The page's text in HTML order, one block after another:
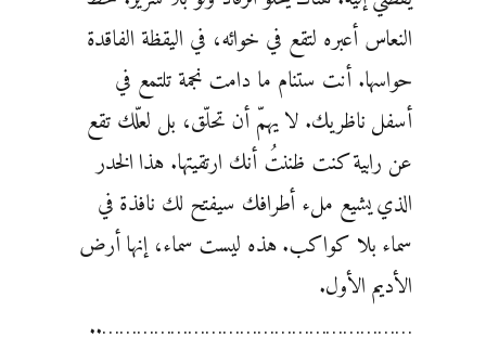
النعاس أعبره لتقع في خوائه، في اليقظة الفاقدة
حواسها. أنت ستنام ما دامت نجمة تلتمع في
أسفل ناظريك. لا يهمّ أن تحلّق، بل لعلّك تقع
عن رابية كنت ظننتُ أنك ارتقيتها. هذا الخدر
الذي يشيع ملء أطرافك سيفتح لك نافذة في
سماء بلا كواكب. هذه ليست سماء، إنها أرض
الأديم الأول.
………………………………………………..